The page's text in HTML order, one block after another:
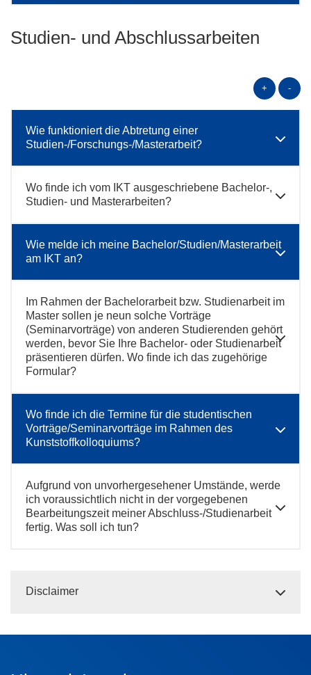
Studien- und Abschlussarbeiten
+ -
Wie funktioniert die Abtretung einer
Studien-/Forschungs-/Masterarbeit?
Wo finde ich vom IKT ausgeschriebene Bachelor-,
Studien- und Masterarbeiten?
Wie melde ich meine Bachelor/Studien/Masterarbeit
am IKT an?
Im Rahmen der Bachelorarbeit bzw. Studienarbeit im
Master sollen je neun solche Vorträge
(Seminarvorträge) von anderen Studierenden gehört
werden, bevor Sie Ihre Bachelor- oder Studienarbeit
präsentieren dürfen. Wo finde ich das zugehörige
Formular?
Wo finde ich die Termine für die studentischen
Vorträge/Seminarvorträge im Rahmen des
Kunststoffkolloquiums?
Aufgrund von unvorhergesehener Umstände, werde
ich voraussichtlich nicht in der vorgegebenen
Bearbeitungszeit meiner Abschluss-/Studienarbeit
fertig. Was soll ich tun?
Disclaimer